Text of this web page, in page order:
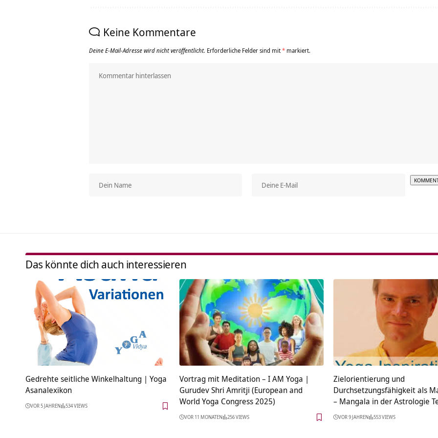
Keine Kommentare
Deine E-Mail-Adresse wird nicht veröffentlicht. Erforderliche Felder sind mit* markiert.
Das könnte dich auch interessieren
Gedrehte seitliche Winkelhaltung | Yoga
Asanalexikon
VOR 5 JAHREN 534 VIEWS
Vortrag mit Meditation – I AM Yoga |
Gurudev Shri Amritji (European and
World Yoga Congress 2025)
VOR 11 MONATEN 256 VIEWS
Zielorientierung und
Durchsetzungsfähigkeit als
– Mangala in der Astrologie
VOR 9 JAHREN 553 VIEWS